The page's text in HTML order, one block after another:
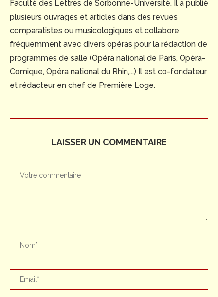
Faculté des Lettres de Sorbonne-Université. Il a publié
plusieurs ouvrages et articles dans des revues
comparatistes ou musicologiques et collabore
fréquemment avec divers opéras pour la rédaction de
programmes de salle (Opéra national de Paris, Opéra-
Comique, Opéra national du Rhin,...) Il est co-fondateur
et rédacteur en chef de Première Loge.
LAISSER UN COMMENTAIRE